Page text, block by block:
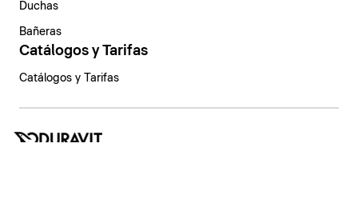
Duchas
Bañeras
Catálogos y Tarifas
Catálogos y Tarifas